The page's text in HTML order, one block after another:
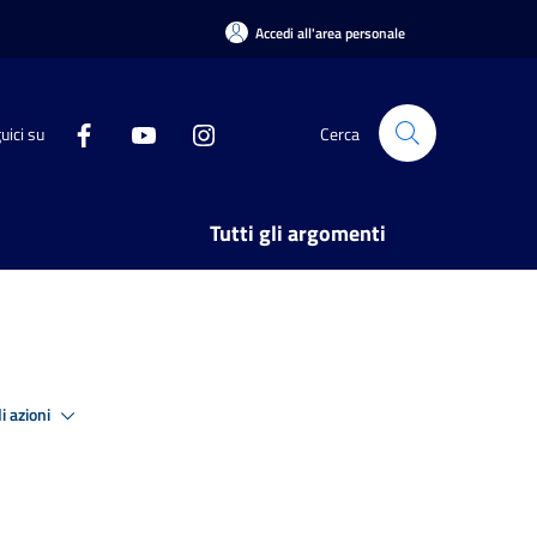
Accedi all'area personale
su Cerca
Tutti gli argomenti
azioni